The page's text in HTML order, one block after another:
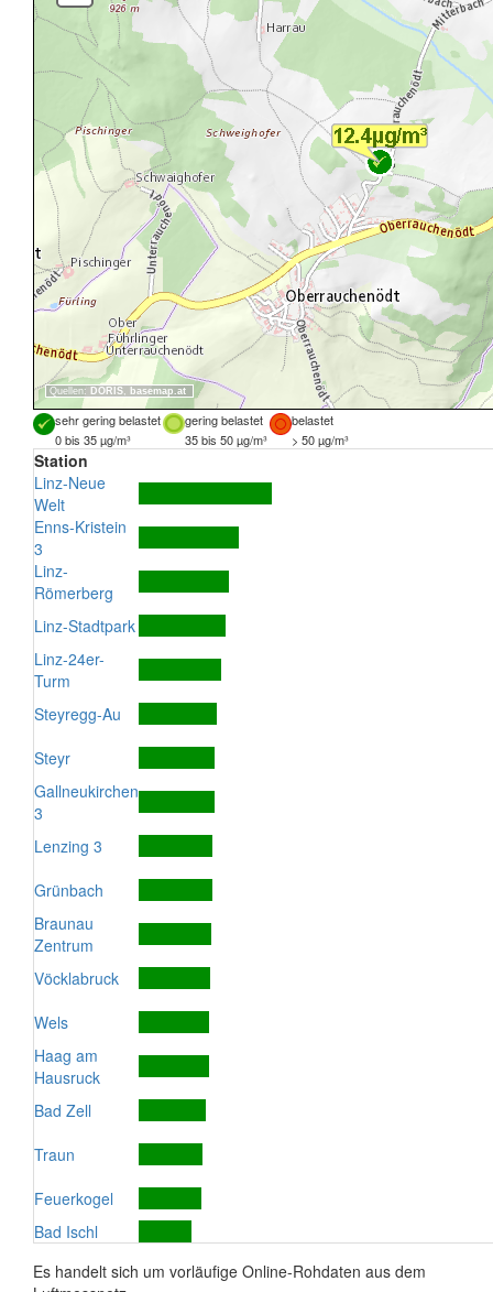
Quellen: DORIS, basemap.at
sehr gering belastet gering belastet
belastet
0 bis 35 µg/m³
35 bis 50 µg/m³ > 50 µg/m³
Station
Linz-Neue
Welt
Enns-Kristein
3
Linz-
Römerberg
Linz-Stadtpark
Linz-24er-
Turm
Steyregg-Au
Steyr
Gallneukirchen
3
Lenzing 3
Grünbach
Braunau
Zentrum
Vöcklabruck
Wels
Haag am
Hausruck
Bad Zell
Traun
Feuerkogel
Bad Ischl
Es handelt sich um vorläufige Online-Rohdaten aus dem